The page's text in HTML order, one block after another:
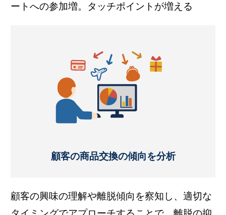
ートへの参加増。タッチポイントが増える
顧客の商品交換の傾向を分析
顧客の興味の理解や離脱傾向を察知し、適切な